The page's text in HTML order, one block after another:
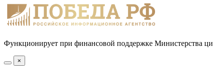
Функционирует при финансовой поддержке Министерства
×